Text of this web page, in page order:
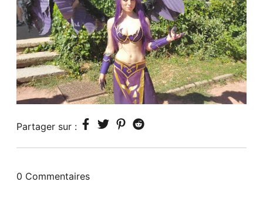
Partager sur :
0 Commentaires